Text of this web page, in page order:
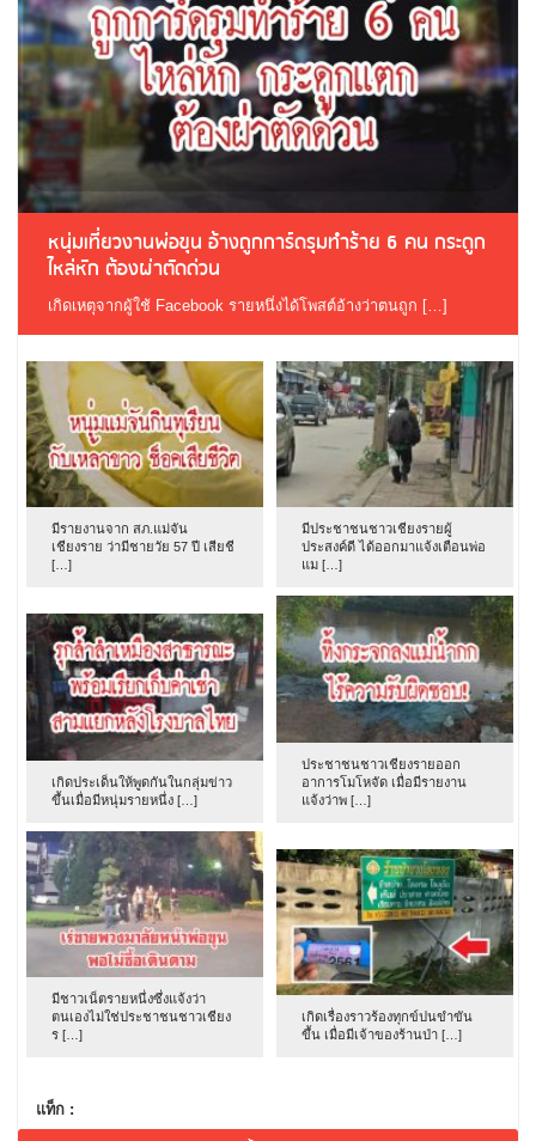
หนุ่มเที่ยวงานพ่อขุน อ้างถูกการ์ดรุมทำร้าย 6 คน กระดูก
ไหล่หัก ต้องผ่าตัดด่วน
เกิดเหตุจากผู้ใช้ Facebook รายหนึ่งได้โพสต์อ้างว่าตนถูก […]
มีรายงานจาก สภ.แม่จัน
เชียงราย ว่ามีชายวัย 57 ปี เสียชี
[…]
มีประชาชนชาวเชียงรายผู้
ประสงค์ดี ได้ออกมาแจ้งเตือนพ่อ
แม […]
เกิดประเด็นให้พูดกันในกลุ่มข่าว
ขึ้นเมื่อมีหนุ่มรายหนึ่ง […]
ประชาชนชาวเชียงรายออก
อาการโมโหจัด เมื่อมีรายงาน
แจ้งว่าพ […]
มีชาวเน็ตรายหนึ่งซึ่งแจ้งว่า
ตนเองไม่ใช่ประชาชนชาวเชียง
ร […]
เกิดเรื่องราวร้องทุกข์ปนขำขัน
ขึ้น เมื่อมีเจ้าของร้านป่า […]
แท็ก :